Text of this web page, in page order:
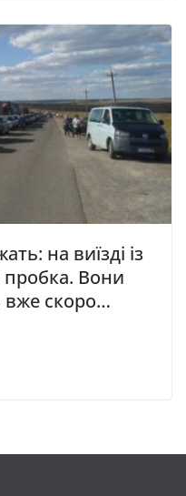
на виїзді із
Вони
вже скоро…